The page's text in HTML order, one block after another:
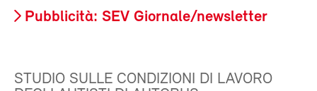
Pubblicità: SEV Giornale/newsletter
STUDIO SULLE CONDIZIONI DI LAVORO